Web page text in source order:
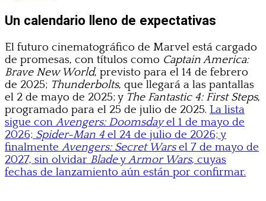
Un calendario lleno de expectativas
El futuro cinematográfico de Marvel está cargado
de promesas, con títulos como Captain America:
Brave New World, previsto para el 14 de febrero
de 2025; Thunderbolts, que llegará a las pantallas
el 2 de mayo de 2025; y The Fantastic 4: First Steps,
programado para el 25 de julio de 2025. La lista
sigue conAvengers: Doomsdayel 1 de mayo de
2026; Spider-Man 4el 24 de julio de 2026; y
finalmenteAvengers: Secret Warsel 7 de mayo de
2027, sin olvidar BladeyArmor Wars, cuyas
fechas de lanzamiento aún están por confirmar.